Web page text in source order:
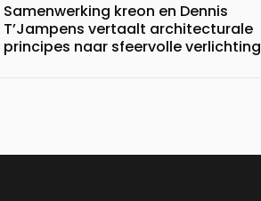
Samenwerking kreon en Dennis
T’Jampens vertaalt architecturale
principes naar sfeervolle verlichting